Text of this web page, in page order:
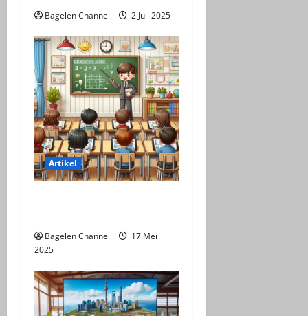
Bagelen Channel 2 Juli 2025
Artikel
Bagelen Channel
17 Mei
2025